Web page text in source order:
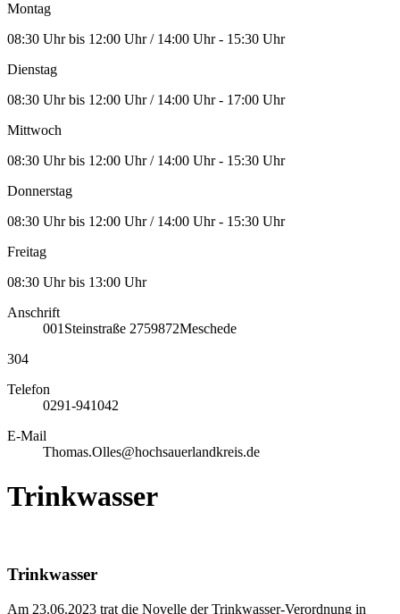
Montag
08:30 Uhr bis 12:00 Uhr / 14:00 Uhr - 15:30 Uhr
Dienstag
08:30 Uhr bis 12:00 Uhr / 14:00 Uhr - 17:00 Uhr
Mittwoch
08:30 Uhr bis 12:00 Uhr / 14:00 Uhr - 15:30 Uhr
Donnerstag
08:30 Uhr bis 12:00 Uhr / 14:00 Uhr - 15:30 Uhr
Freitag
08:30 Uhr bis 13:00 Uhr
Anschrift
001 Steinstraße 2759872Meschede
304
Telefon
0291-941042
E-Mail
Thomas.Olles@hochsauerlandkreis.de
Trinkwasser
Trinkwasser
Am 23.06.2023 trat die Novelle der Trinkwasser-Verordnung in